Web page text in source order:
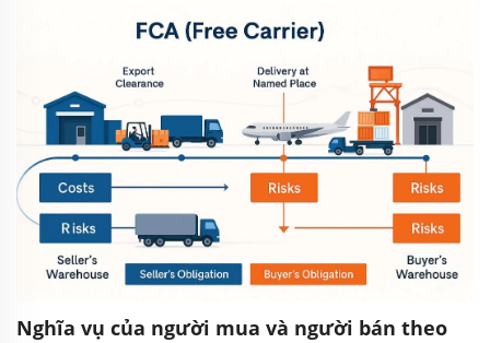
Nghĩa vụ của người mua và người bán theo